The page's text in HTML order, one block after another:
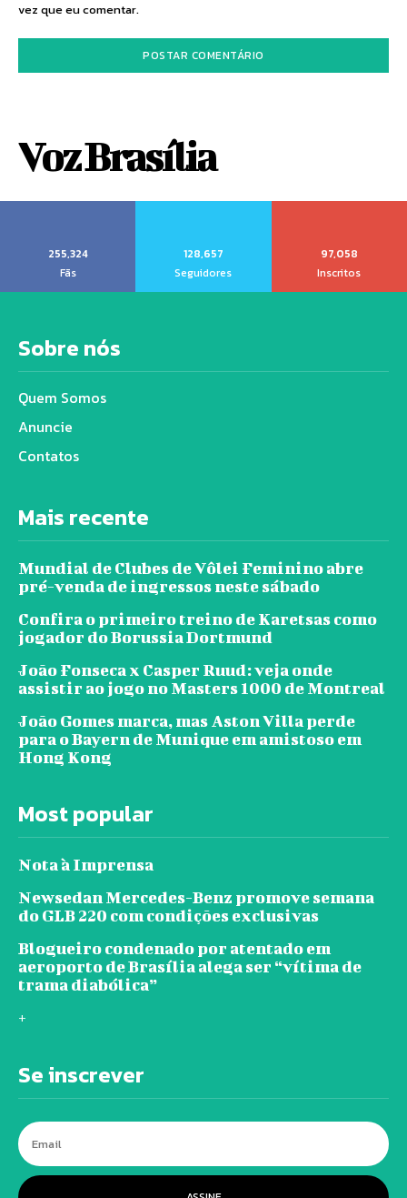
vez que eu comentar.
Voz Brasília
255,324
Fãs
128,657
Seguidores
97,058
Inscritos
Sobre nós
Quem Somos
Anuncie
Contatos
Mais recente
Mundial de Clubes de Vôlei Feminino abre
pré-venda de ingressos neste sábado
Confira o primeiro treino de Karetsas como
jogador do Borussia Dortmund
João Fonseca x Casper Ruud: veja onde
assistir ao jogo no Masters 1000 de Montreal
João Gomes marca, mas Aston Villa perde
para o Bayern de Munique em amistoso em
Hong Kong
Most popular
Nota à Imprensa
Newsedan Mercedes-Benz promove semana
do GLB 220 com condições exclusivas
Blogueiro condenado por atentado em
aeroporto de Brasília alega ser “vítima de
trama diabólica”
+
Se inscrever